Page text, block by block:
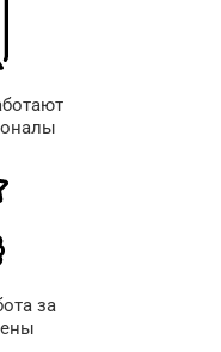
за